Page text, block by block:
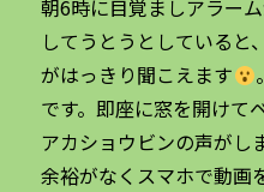
朝6時に目覚ましアラー
してうとうとしていると
がはっきり聞こえます
です。即座に窓を開けて
アカショウビンの声がし
余裕がなくスマホで動画